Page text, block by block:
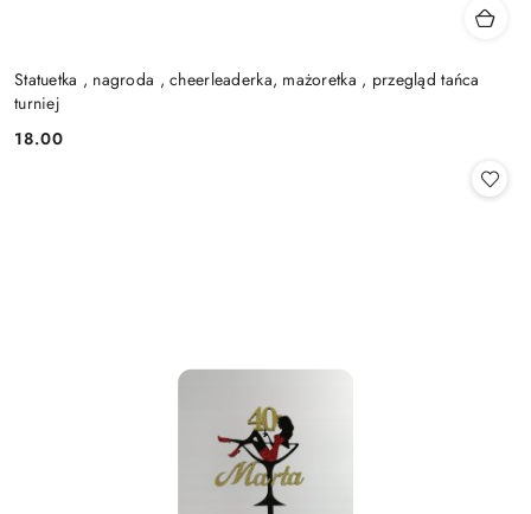
Statuetka , nagroda , cheerleaderka, mażoretka , przegląd tańca
turniej
Cena:
18.00